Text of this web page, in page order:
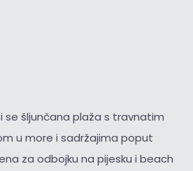
se šljunčana plaža s travnatim
u more i sadržajima poput
za odbojku na pijesku i beach